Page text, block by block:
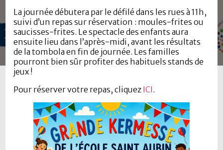
La journée débutera par le défilé dans les rues à 11h,
suivi d’un repas sur réservation : moules-frites ou
saucisses-frites. Le spectacle des enfants aura
ensuite lieu dans l’après-midi, avant les résultats
de la tombola en fin de journée. Les familles
pourront bien sûr profiter des habituels stands de
jeux !
Pour réserver votre repas, cliquez ICI.